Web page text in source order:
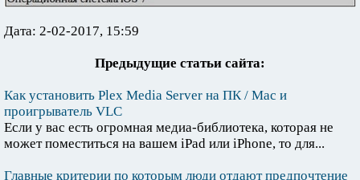
Дата: 2-02-2017, 15:59
Предыдущие статьи сайта:
Как установить Plex Media Server на ПК / Mac и
проигрыватель VLC
Если у вас есть огромная медиа-библиотека, которая не
может поместиться на вашем iPad или iPhone, то для...
Главные критерии по которым люди отдают предпочтение